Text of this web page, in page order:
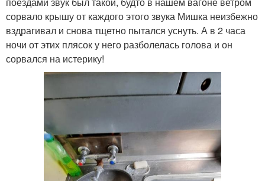
сорвало крышу от каждого этого звука Мишка неизбежно
вздрагивал и снова тщетно пытался уснуть. А в 2 часа
ночи от этих плясок у него разболелась голова и он
сорвался на истерику!